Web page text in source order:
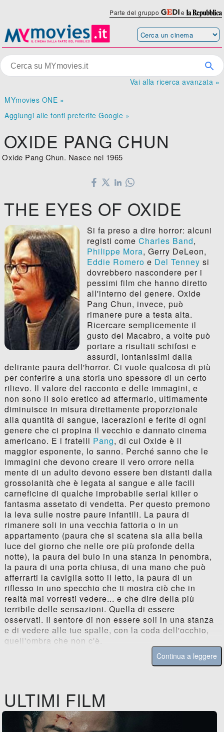
Parte del gruppo e
Vai alla ricerca avanzata »
MYmovies ONE »
Aggiungi alle fonti preferite Google »
OXIDE PANG CHUN
Oxide Pang Chun. Nasce nel 1965
THE EYES OF OXIDE
Si fa preso a dire horror: alcuni
registi come Charles Band,
Philippe Mora, Gerry DeLeon,
Eddie Romero e Del Tenney si
dovrebbero nascondere per i
pessimi film che hanno diretto
all'interno del genere. Oxide
Pang Chun, invece, può
rimanere pure a testa alta.
Ricercare semplicemente il
gusto del Macabro, a volte può
portare a risultati schifosi e
assurdi, lontanissimi dalla
delirante paura dell'horror. Ci vuole qualcosa di più
per conferire a una storia uno spessore di un certo
rilievo. Il valore del racconto e delle immagini, e
non sono il solo eretico ad affermarlo, ultimamente
diminuisce in misura direttamente proporzionale
alla quantità di sangue, lacerazioni e ferite di ogni
genere che ci propina il vecchio e dannato cinema
americano. E i fratelli Pang, di cui Oxide è il
maggior esponente, lo sanno. Perché sanno che le
immagini che devono creare il vero orrore nella
mente di un adulto devono essere ben distanti dalla
grossolanità che è legata al sangue e alle facili
carneficine di qualche improbabile serial killer o
fantasma assetato di vendetta. Per questo premono
la leva sulle nostre paure infantili. La paura di
rimanere soli in una vecchia fattoria o in un
appartamento (paura che si scatena sia alla bella
luce del giorno che nelle ore più profonde della
notte), la paura del buio in una stanza in penombra,
la paura di una porta chiusa, di una mano che può
afferrarti la caviglia sotto il letto, la paura di un
riflesso in uno specchio che ti mostra ciò che in
realtà mai vorresti vedere... e che dire della più
terribile delle sensazioni. Quella di essere
osservati. Il sentore di non essere soli in una stanza
e di vedere alle tue spalle, con la coda dell'occhio,
quell'ombra che non c'è.
Continua a leggere
ULTIMI FILM